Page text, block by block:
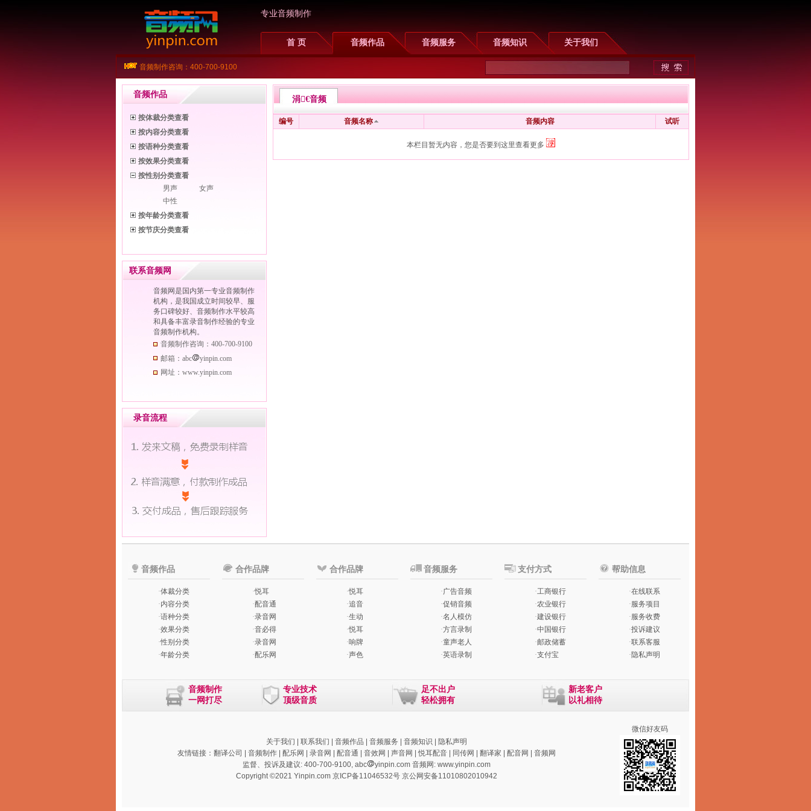
专业音频制作
首 页 音频作品 音频服务 音频知识 关于我们
音频制作咨询：400-700-9100
音频作品
按体裁分类查看
按内容分类查看
按语种分类查看
按效果分类查看
按性别分类查看
男声
女声
中性
按年龄分类查看
按节庆分类查看
联系音频网
音频网是国内第一专业音频制作
机构，是我国成立时间较早、服
务口碑较好、音频制作水平较高
和具备丰富录音制作经验的专业
音频制作机构。
音频制作咨询：400-700-9100
邮箱：abc
yinpin.com
网址：www.yinpin.com
录音流程
涓€音频
编号 音频名称 音频内容 试听
本栏目暂无内容， 您是否要到这里查看更多
音频作品
·体裁分类
·内容分类
·语种分类
·效果分类
·性别分类
·年龄分类
合作品牌
·悦耳
·配音通
·录音网
·音必得
·录音网
·配乐网
合作品牌
·悦耳
·追音
·生动
·悦耳
·响牌
·声色
音频服务
·广告音频
·促销音频
·名人模仿
·方言录制
·童声老人
·英语录制
支付方式
·工商银行
·农业银行
·建设银行
·中国银行
·邮政储蓄
·支付宝
帮助信息
·在线联系
·服务项目
·服务收费
·投诉建议
·联系客服
·隐私声明
音频制作
一网打尽
专业技术
顶级音质
足不出户
轻松拥有
新老客户
以礼相待
关于我们 联系我们 音频作品 音频服务 音频知识
隐私声明
友情链接： 翻译公司 音频制作| 配乐网 录音网 配音通 音效网 声音网 |悦耳配音| 同传网 翻译家 配音网
音频网
监督、投诉及建议: 400-700-9100, abc
yinpin.com 音频网: www.yinpin.com
Copyright ©2021 Yinpin.com 京ICP备11046532号京公网安备11010802010942
微信好友码